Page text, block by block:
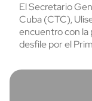
El Secretario
Cuba (CTC),
encuentro con la
desfile por el